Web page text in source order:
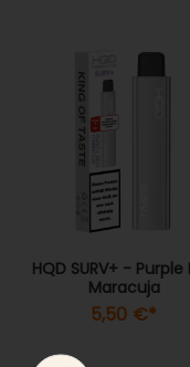
HQD SURV+ - Purple
Maracuja
5,50 €*